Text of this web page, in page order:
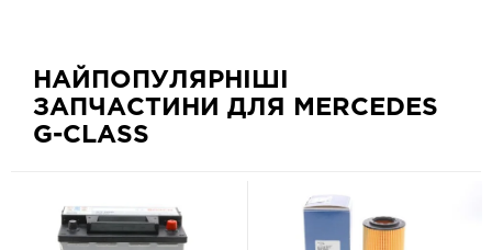
НАЙПОПУЛЯРНІШІ
ЗАПЧАСТИНИ ДЛЯ MERCEDES
G-CLASS